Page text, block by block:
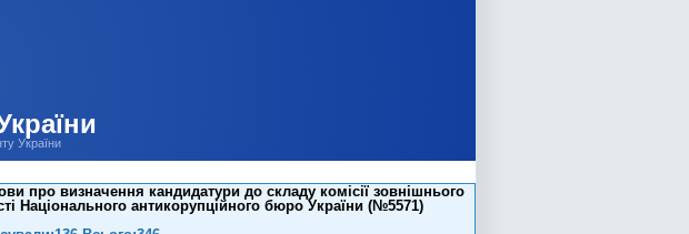
України
про визначення кандидатури до складу комісії зовнішнього
Національного антикорупційного бюро України (№5571)